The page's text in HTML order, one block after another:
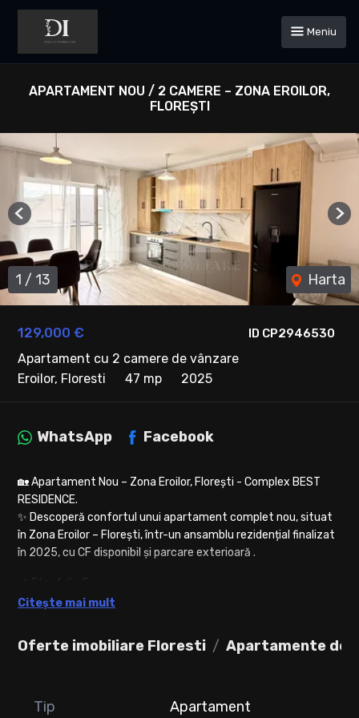
Meniu
APARTAMENT NOU / 2 CAMERE – ZONA EROILOR,
FLOREȘTI
ID CP2946530
129,000 €
Apartament cu 2 camere de vânzare
Eroilor, Floresti
47 mp 2025
1 / 13 Harta
Previous
Oferte imobiliare Floresti Apartamente de
WhatsApp Facebook
🏡 Apartament Nou – Zona Eroilor, Florești - Complex BEST
RESIDENCE.
✨ Descoperă confortul unui apartament complet nou, situat
în Zona Eroilor – Florești, într-un ansamblu rezidențial finalizat
în 2025, cu CF disponibil și parcare exterioară .
📐 Suprafață utilă: 47 mp
🔹 Compartimentare inteligentă:
✔ Hol cu spațiu de depozitare
Citește mai mult
Tip
Apartament